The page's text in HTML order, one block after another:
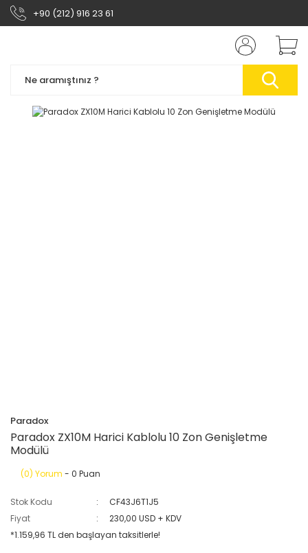
+90 (212) 916 23 61
Paradox
Paradox ZX10M Harici Kablolu 10 Zon Genişletme
Modülü
(0) Yorum - 0 Puan
Stok Kodu
CF43J6T1J5
Fiyat
230,00 USD + KDV
*1.159,96 TL den başlayan taksitlerle!